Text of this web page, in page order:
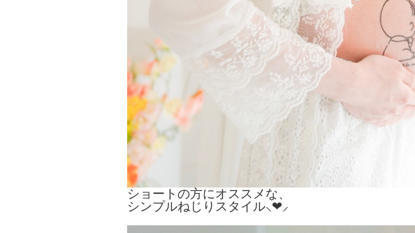
ショートの方にオススメな、
シンプルねじりスタイル⸜❤︎⸝‍